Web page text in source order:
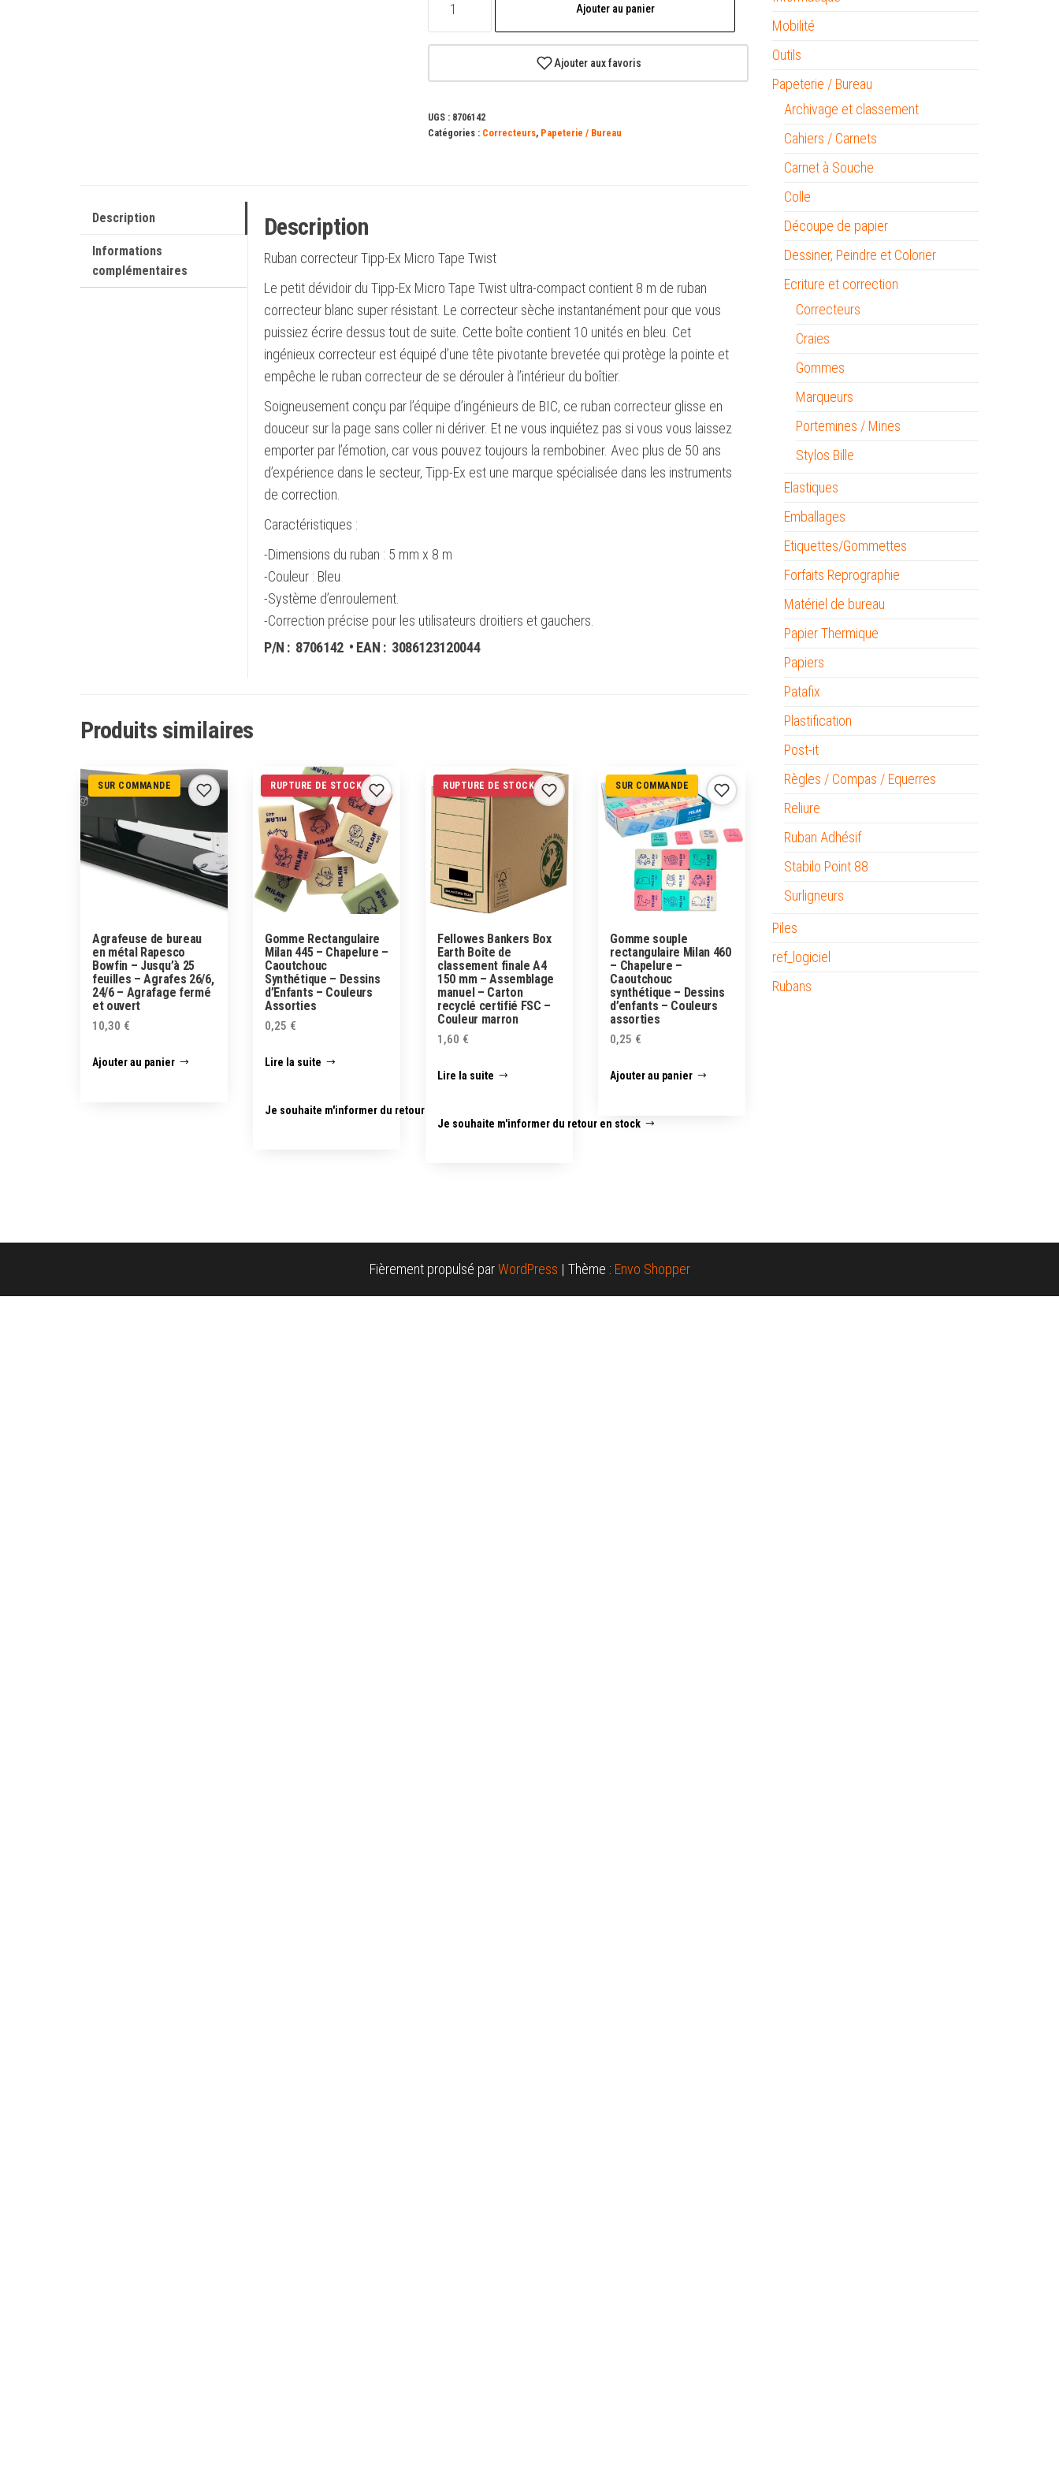
Micro
Twist
8
m
-
Tête
rotative
-
instantanée
Ajouter au panier
Ajouter aux favoris
UGS : 8706142
Catégories : Correcteurs, Papeterie / Bureau
Description
Informations
complémentaires
Description
Ruban correcteur Tipp-Ex Micro Tape Twist
Le petit dévidoir du Tipp-Ex Micro Tape Twist ultra-compact contient 8 m de ruban
correcteur blanc super résistant. Le correcteur sèche instantanément pour que vous
puissiez écrire dessus tout de suite. Cette boîte contient 10 unités en bleu. Cet
ingénieux correcteur est équipé d’une tête pivotante brevetée qui protège la pointe et
empêche le ruban correcteur de se dérouler à l’intérieur du boîtier.
Soigneusement conçu par l’équipe d’ingénieurs de BIC, ce ruban correcteur glisse en
douceur sur la page sans coller ni dériver. Et ne vous inquiétez pas si vous vous laissez
emporter par l’émotion, car vous pouvez toujours la rembobiner. Avec plus de 50 ans
d’expérience dans le secteur, Tipp-Ex est une marque spécialisée dans les instruments
de correction.
Caractéristiques :
-Dimensions du ruban : 5 mm x 8 m
-Couleur : Bleu
-Système d’enroulement.
-Correction précise pour les utilisateurs droitiers et gauchers.
P/N : 8706142 • EAN : 3086123120044
Produits similaires
SUR COMMANDE
Agrafeuse de bureau
en métal Rapesco
Bowfin – Jusqu’à 25
feuilles – Agrafes 26/6,
24/6 – Agrafage fermé
et ouvert
10,30 €
Ajouter au panier
RUPTURE DE STOCK
Gomme Rectangulaire
Milan 445 – Chapelure –
Caoutchouc
Synthétique – Dessins
d’Enfants – Couleurs
Assorties
0,25 €
Lire la suite
Je souhaite m'informer du retour en stock
RUPTURE DE STOCK
Fellowes Bankers Box
Earth Boîte de
classement finale A4
150 mm – Assemblage
manuel – Carton
recyclé certifié FSC –
Couleur marron
1,60 €
Lire la suite
Je souhaite m'informer du retour en stock
SUR COMMANDE
Gomme souple
rectangulaire Milan 460
– Chapelure –
Caoutchouc
synthétique – Dessins
d’enfants – Couleurs
assorties
0,25 €
Ajouter au panier
Mobilité
Outils
Papeterie / Bureau
Archivage et classement
Cahiers / Carnets
Carnet à Souche
Colle
Découpe de papier
Dessiner, Peindre et Colorier
Ecriture et correction
Correcteurs
Craies
Gommes
Marqueurs
Portemines / Mines
Stylos Bille
Elastiques
Emballages
Etiquettes/Gommettes
Forfaits Reprographie
Matériel de bureau
Papier Thermique
Papiers
Patafix
Plastification
Post-it
Règles / Compas / Equerres
Reliure
Ruban Adhésif
Stabilo Point 88
Surligneurs
Piles
ref_logiciel
Rubans
Fièrement propulsé parWordPress | Thème : Envo Shopper